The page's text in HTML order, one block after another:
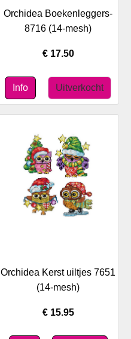
Orchidea Boekenleggers-
8716 (14-mesh)
€ 17.50
Orchidea Kerst uiltjes 7651
(14-mesh)
€ 15.95